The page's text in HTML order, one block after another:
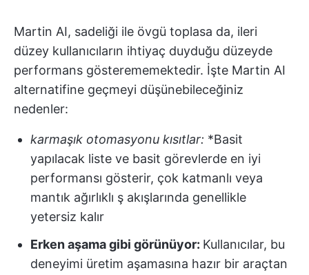
Martin AI, sadeliği ile övgü toplasa da, ileri
düzey kullanıcıların ihtiyaç duyduğu düzeyde
performans gösterememektedir. İşte Martin AI
alternatifine geçmeyi düşünebileceğiniz
nedenler:
karmaşık otomasyonu kısıtlar: *Basit
yapılacak liste ve basit görevlerde en iyi
performansı gösterir, çok katmanlı veya
mantık ağırlıklı ş akışlarında genellikle
yetersiz kalır
Erken aşama gibi görünüyor: Kullanıcılar, bu
deneyimi üretim aşamasına hazır bir araçtan